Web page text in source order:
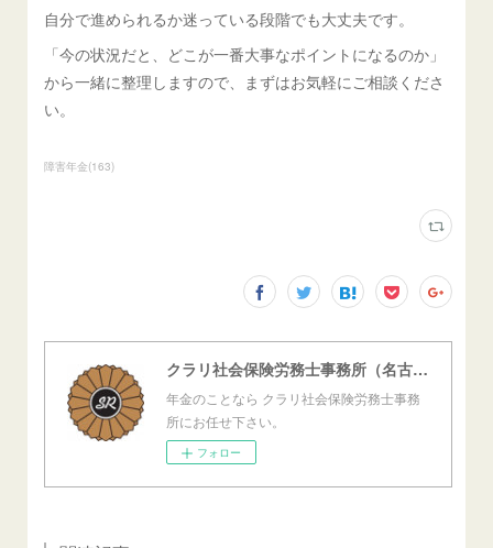
自分で進められるか迷っている段階でも大丈夫です。
「今の状況だと、どこが一番大事なポイントになるのか」
から一緒に整理しますので、まずはお気軽にご相談くださ
い。
障害年金(163)
クラリ社会保険労務士事務所（名古屋西障害年金センター）
年金のことなら クラリ社会保険労務士事務
所にお任せ下さい。
フォロー